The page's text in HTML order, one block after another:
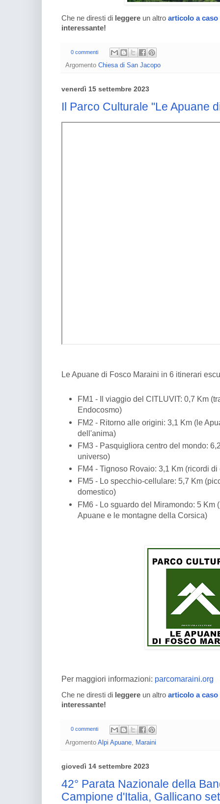
Che ne diresti di leggere un altro articolo a caso
interessante!
0 commenti
Argomento Chiesa di San Jacopo
venerdì 15 settembre 2023
Il Parco Culturale "Le Apuane
Le Apuane di Fosco Maraini in 6 itinerari
FM1 - Il viaggio del CITLUVIT: 0,7 Km
Endocosmo)
FM2 - Ritorno alle origini: 3,1 Km (le
dell'anima)
FM3 - Pasquigliora centro del mondo:
universo)
FM4 - Tignoso Rovaio: 3,1 Km (ricordi
FM5 - Lo specchio-cellulare: 5,7 Km
domestico)
FM6 - Lo sguardo del Miramondo: 5 Km
Apuane e le montagne della Corsica)
Per maggiori informazioni: parcomaraini.org
Che ne diresti di leggere un altro articolo a caso
interessante!
0 commenti
Argomento Alpi Apuane Maraini
giovedì 14 settembre 2023
42° Parata Nazionale della
Campione d'Italia, Gallicano